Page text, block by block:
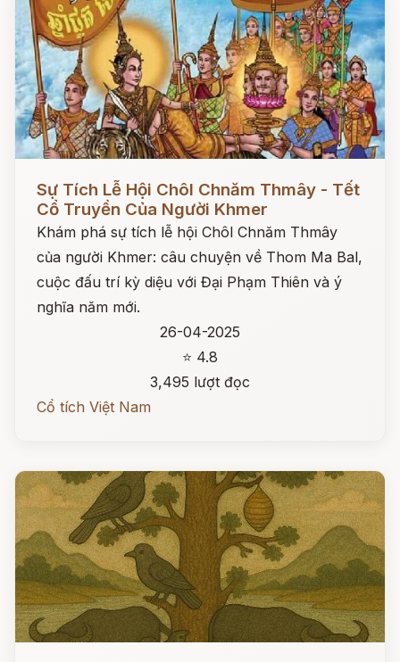
Sự Tích Lễ Hội Chôl Chnăm Thmây - Tết
Cổ Truyền Của Người Khmer
Khám phá sự tích lễ hội Chôl Chnăm Thmây
của người Khmer: câu chuyện về Thom Ma Bal,
cuộc đấu trí kỳ diệu với Đại Phạm Thiên và ý
nghĩa năm mới.
26-04-2025
⭐ 4.8
3,495 lượt đọc
Cổ tích Việt Nam